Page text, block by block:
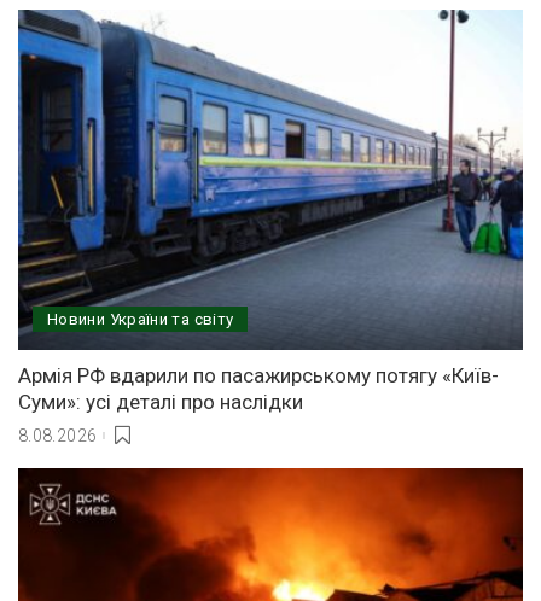
Новини України та світу
Армія РФ вдарили по пасажирському потягу «Київ-
Суми»: усі деталі про наслідки
8.08.2026